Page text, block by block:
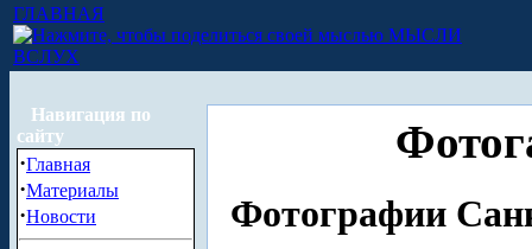
ГЛАВНАЯ
МЫСЛИ
ВСЛУХ
Навигация по
сайту
·Главная
·Материалы
·Новости Фотографии